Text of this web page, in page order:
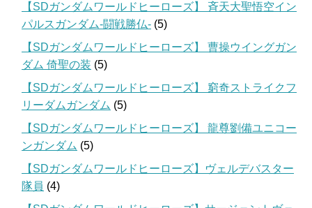
【SDガンダムワールドヒーローズ】 斉天大聖悟空イン
パルスガンダム-闘戦勝仏- (5)
【SDガンダムワールドヒーローズ】 曹操ウイングガン
ダム 倚聖の装 (5)
【SDガンダムワールドヒーローズ】 窮奇ストライクフ
リーダムガンダム (5)
【SDガンダムワールドヒーローズ】 龍尊劉備ユニコー
ンガンダム (5)
【SDガンダムワールドヒーローズ】ヴェルデバスター
隊員 (4)